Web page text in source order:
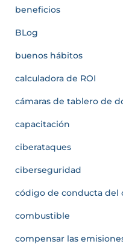
beneficios
BLog
buenos hábitos
calculadora de ROI
cámaras de tablero de
capacitación
ciberataques
ciberseguridad
código de conducta del
combustible
compensar las